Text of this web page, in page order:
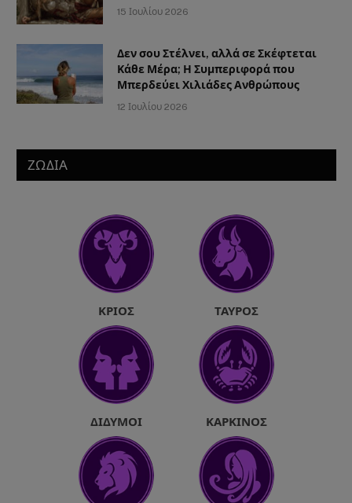
15 Ιουλίου 2026
Δεν σου Στέλνει, αλλά σε Σκέφτεται
Κάθε Μέρα; Η Συμπεριφορά που
Μπερδεύει Χιλιάδες Ανθρώπους
12 Ιουλίου 2026
ΖΩΔΙΑ
ΚΡΙΌΣ ΤΑΎΡΟΣ
ΔΊΔΥΜΟΙ ΚΑΡΚΊΝΟΣ